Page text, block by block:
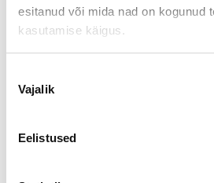
esitanud või mida nad on kogunud
kasutamise käigus.
valik
Vajalik
Eelistused
Rasmira Oy on perustettu vuonna
aliurakointia suurille suomalaisille
urakkasopimuksilla, ja tämän
Sundell Oy, jolla on kapasiteettia ja
toimintaansa myös